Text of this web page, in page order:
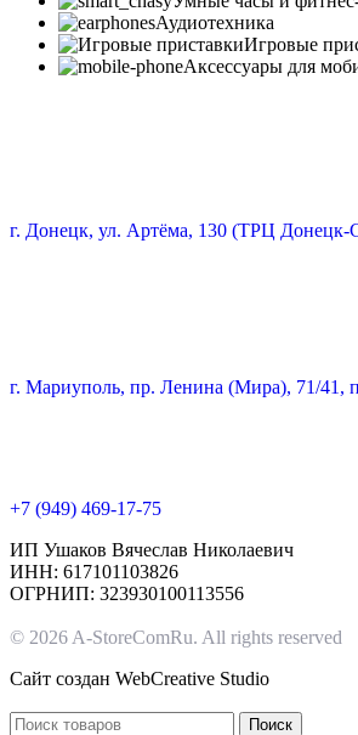
Аудиотехника
Игровые
Аксессуары для
г. Донецк, ул. Артёма, 130 (ТРЦ Донецк-
г. Мариуполь, пр. Ленина (Мира), 71/41,
+7 (949) 469-17-75
ИП Ушаков Вячеслав Николаевич
ИНН: 617101103826
ОГРНИП: 323930100113556
© 2026 A-StoreComRu. All rights reserved
Сайт создан WebCreative Studio
Поиск